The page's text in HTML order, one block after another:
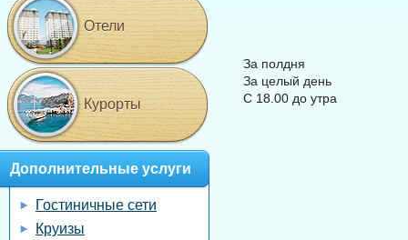
За полдня
За целый день
С 18.00 до утра
Отели
Курорты
Дополнительные услуги
Гостиничные сети
Круизы